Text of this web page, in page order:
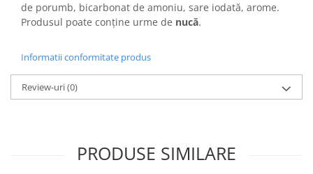
de porumb, bicarbonat de amoniu, sare iodată, arome.
Produsul poate conține urme de nucă.
Informatii conformitate produs
Review-uri(0)
PRODUSE SIMILARE